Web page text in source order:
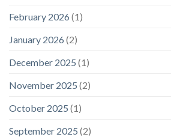
February 2026 (1)
January 2026 (2)
December 2025 (1)
November 2025 (2)
October 2025 (1)
September 2025 (2)